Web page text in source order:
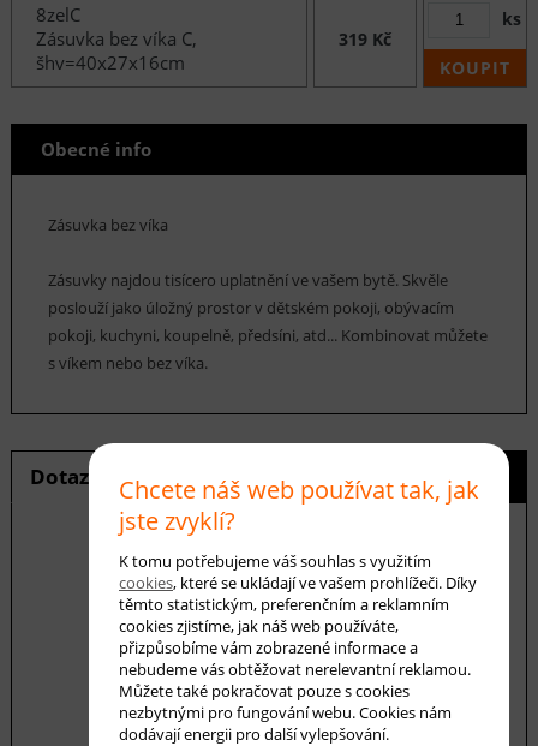
8zelC
Zásuvka bez víka C,
šhv=40x27x16cm
319 Kč
ks
KOUPIT
Obecné info
Zásuvka bez víka
Zásuvky najdou tisícero uplatnění ve vašem bytě. Skvěle
poslouží jako úložný prostor v dětském pokoji, obývacím
pokoji, kuchyni, koupelně, předsíni, atd... Kombinovat můžete
s víkem nebo bez víka.
Dotaz na produkt Hlídání ceny
E-mail *
Váš dotaz
Chcete náš web používat tak, jak
jste zvyklí?
K tomu potřebujeme váš souhlas s využitím
cookies, které se ukládají ve vašem prohlížeči. Díky
těmto statistickým, preferenčním a reklamním
cookies zjistíme, jak náš web používáte,
přizpůsobíme vám zobrazené informace a
nebudeme vás obtěžovat nerelevantní reklamou.
Můžete také pokračovat pouze s cookies
nezbytnými pro fungování webu. Cookies nám
dodávají energii pro další vylepšování.